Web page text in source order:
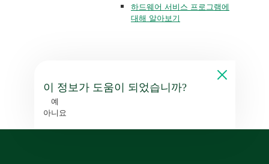
하드웨어 서비스 프로그램에
대해 알아보기
이 정보가 도움이 되었습니까?
예
아니요